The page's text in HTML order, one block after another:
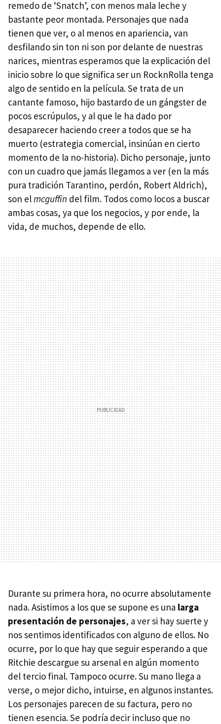
remedo de ‘Snatch’, con menos mala leche y
bastante peor montada. Personajes que nada
tienen que ver, o al menos en apariencia, van
desfilando sin ton ni son por delante de nuestras
narices, mientras esperamos que la explicación del
inicio sobre lo que significa ser un RocknRolla tenga
algo de sentido en la película. Se trata de un
cantante famoso, hijo bastardo de un gángster de
pocos escrúpulos, y al que le ha dado por
desaparecer haciendo creer a todos que se ha
muerto (estrategia comercial, insinúan en cierto
momento de la no-historia). Dicho personaje, junto
con un cuadro que jamás llegamos a ver (en la más
pura tradición Tarantino, perdón, Robert Aldrich),
son elmcguffin del film. Todos como locos a buscar
ambas cosas, ya que los negocios, y por ende, la
vida, de muchos, depende de ello.
Durante su primera hora, no ocurre absolutamente
nada. Asistimos a los que se supone es una larga
presentación de personajes, a ver si hay suerte y
nos sentimos identificados con alguno de ellos. No
ocurre, por lo que hay que seguir esperando a que
Ritchie descargue su arsenal en algún momento
del tercio final. Tampoco ocurre. Su mano llega a
verse, o mejor dicho, intuirse, en algunos instantes.
Los personajes parecen de su factura, pero no
tienen esencia. Se podría decir incluso que no